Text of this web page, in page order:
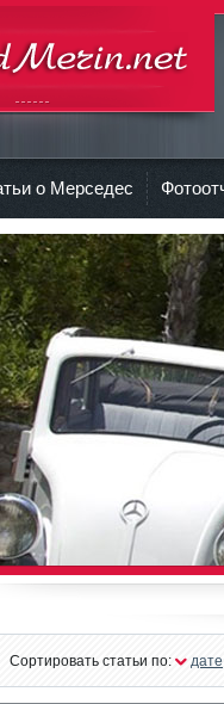
Softnews Media
о Мерседес
Сортировать статьи по: дате